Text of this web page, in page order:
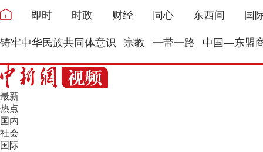
即时 时政 财经 同心 东西问 国
铸牢中华民族共同体意识 宗教 一带一路 中国—东盟
最新
热点
国内
社会
国际